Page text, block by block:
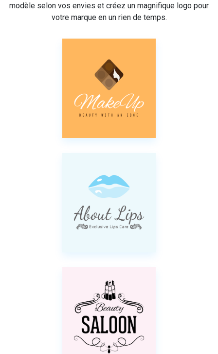
modèle selon vos envies et créez un magnifique logo pour
votre marque en un rien de temps.